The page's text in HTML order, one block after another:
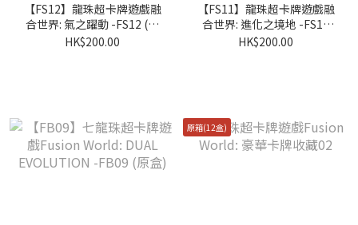
【FS12】龍珠超卡牌遊戲融
合世界: 氣之躍動 -FS12 (原
盒)
HK$200.00
【FS11】龍珠超卡牌遊戲融
合世界: 進化之境地 -FS11
(原盒)
HK$200.00
原箱(12盒)